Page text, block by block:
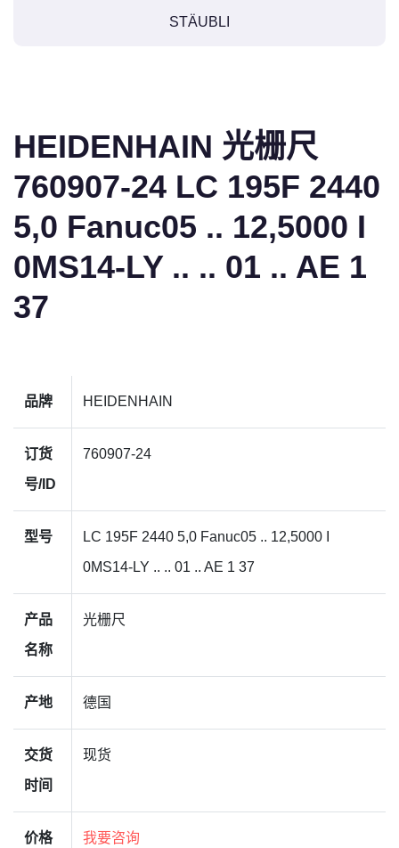
STÄUBLI
HEIDENHAIN 光栅尺
760907-24 LC 195F 2440
5,0 Fanuc05 .. 12,5000 I
0MS14-LY .. .. 01 .. AE 1
37
品牌 HEIDENHAIN
订货
号/ID
760907-24
型号
LC 195F 2440 5,0 Fanuc05 .. 12,5000 I
0MS14-LY .. .. 01 .. AE 1 37
产品
名称
光栅尺
产地 德国
交货
时间
现货
价格 我要咨询